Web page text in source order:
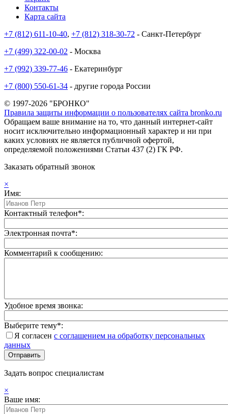
Контакты
Карта сайта
+7 (812) 611-10-40, +7 (812) 318-30-72 - Санкт-Петербург
+7 (499) 322-00-02 - Москва
+7 (992) 339-77-46 - Екатеринбург
+7 (800) 550-61-34 - другие города России
© 1997-2026 "БРОНКО"
Правила защиты информации о пользователях сайта bronko.ru
Обращаем ваше внимание на то, что данный интернет-сайт
носит исключительно информационный характер и ни при
каких условиях не является публичной офертой,
определяемой положениями Статьи 437 (2) ГК РФ.
Заказать обратный звонок
×
Имя:
Контактный телефон*:
Электронная почта*:
Комментарий к сообщению:
Удобное время звонка:
Выберите тему*:
Я согласен с соглашением на обработку персональных
данных
Задать вопрос специалистам
×
Ваше имя: